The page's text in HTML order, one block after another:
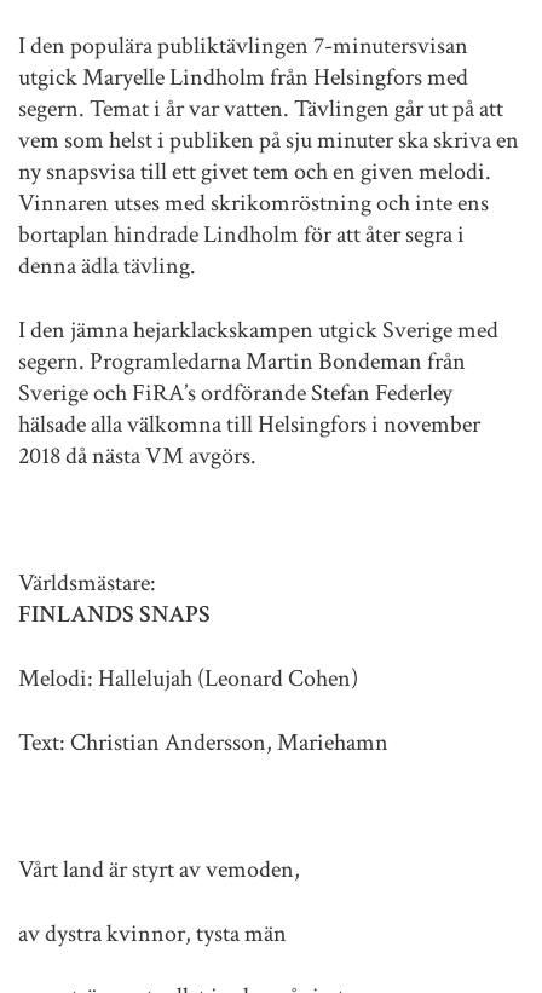
I den populära publiktävlingen 7-minutersvisan
utgick Maryelle Lindholm från Helsingfors med
segern. Temat i år var vatten. Tävlingen går ut på att
vem som helst i publiken på sju minuter ska skriva en
ny snapsvisa till ett givet tem och en given melodi.
Vinnaren utses med skrikomröstning och inte ens
bortaplan hindrade Lindholm för att åter segra i
denna ädla tävling.
I den jämna hejarklackskampen utgick Sverige med
segern. Programledarna Martin Bondeman från
Sverige och FiRA’s ordförande Stefan Federley
hälsade alla välkomna till Helsingfors i november
2018 då nästa VM avgörs.
Världsmästare:
FINLANDS SNAPS
Melodi: Hallelujah (Leonard Cohen)
Text: Christian Andersson, Mariehamn
Vårt land är styrt av vemoden,
av dystra kvinnor, tysta män